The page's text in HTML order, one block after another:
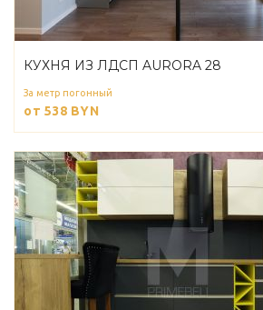
КУХНЯ ИЗ ЛДСП AURORA 28
За метр погонный
от 538 BYN